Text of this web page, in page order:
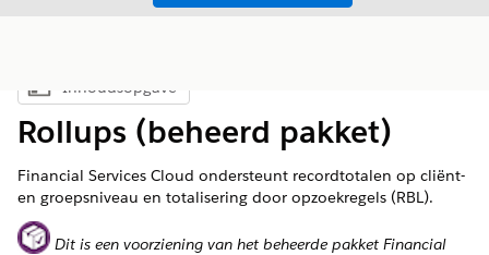
Inhoudsopgave weergeven
Inhoudsopgave
Rollups (beheerd pakket)
Financial Services Cloud ondersteunt recordtotalen op cliënt-
en groepsniveau en totalisering door opzoekregels (RBL).
Dit is een voorziening van het beheerde pakket Financial